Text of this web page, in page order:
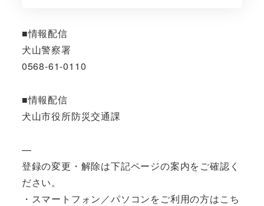
■情報配信
犬山警察署
0568-61-0110
■情報配信
犬山市役所防災交通課
—
登録の変更・解除は下記ページの案内をご確認く
ださい。
・スマートフォン／パソコンをご利用の方はこち